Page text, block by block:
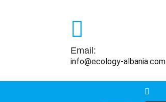
Email:
info@ecology-albania.com